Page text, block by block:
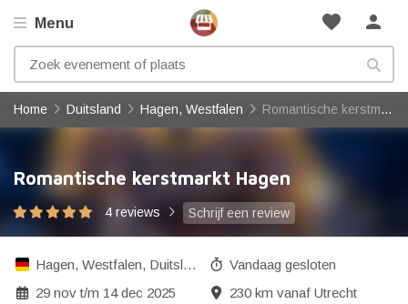
favorite person
Menu
Home Duitsland Hagen, Westfalen Romantische kerstmarkt Hagen
Romantische kerstmarkt Hagen
4 reviews Schrijf een review
Hagen, Westfalen, Duitsland
29 novt/m 14 dec 2025
Vandaag gesloten
230 km vanaf Utrecht